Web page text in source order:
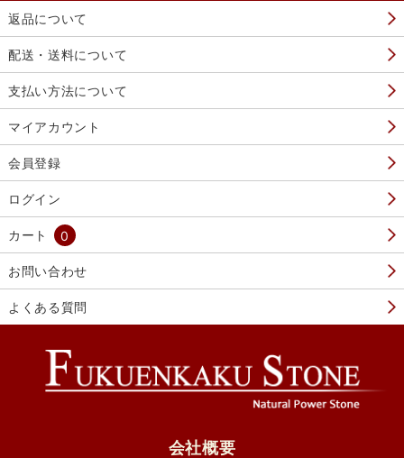
返品について
配送・送料について
支払い方法について
マイアカウント
会員登録
ログイン
カート 0
お問い合わせ
よくある質問
会社概要